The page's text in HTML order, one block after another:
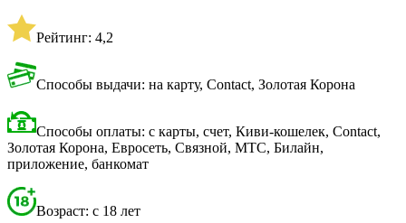
Рейтинг: 4,2
Способы выдачи: на карту, Contact, Золотая Корона
Способы оплаты: с карты, счет, Киви-кошелек, Contact,
Золотая Корона, Евросеть, Связной, МТС, Билайн,
приложение, банкомат
Возраст: с 18 лет